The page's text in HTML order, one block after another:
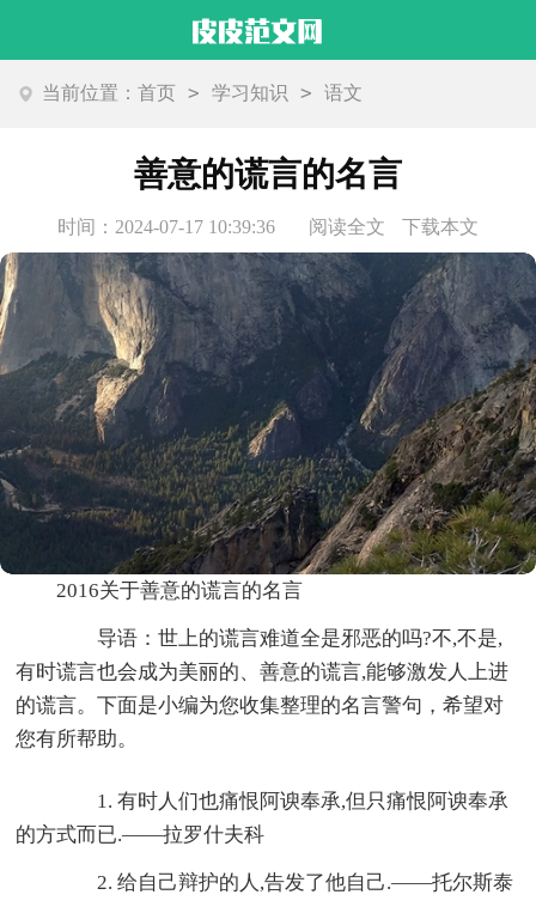
当前位置：首页 > 学习知识 > 语文
善意的谎言的名言
时间：2024-07-17 10:39:36 阅读全文 下载本文
2016关于善意的谎言的名言
导语：世上的谎言难道全是邪恶的吗?不,不是,
有时谎言也会成为美丽的、善意的谎言,能够激发人上进
的谎言。下面是小编为您收集整理的名言警句，希望对
您有所帮助。
1. 有时人们也痛恨阿谀奉承,但只痛恨阿谀奉承
的方式而已.——拉罗什夫科
2. 给自己辩护的人,告发了他自己.——托尔斯泰